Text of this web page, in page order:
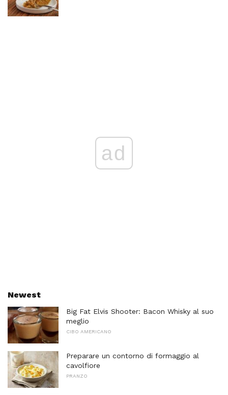
ad
Newest
Big Fat Elvis Shooter: Bacon Whisky al suo
meglio
CIBO AMERICANO
Preparare un contorno di formaggio al
cavolfiore
PRANZO